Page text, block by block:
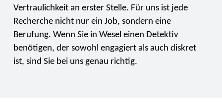
Vertraulichkeit an erster Stelle. Für uns ist jede
Recherche nicht nur ein Job, sondern eine
Berufung. Wenn Sie in Wesel einen Detektiv
benötigen, der sowohl engagiert als auch diskret
ist, sind Sie bei uns genau richtig.